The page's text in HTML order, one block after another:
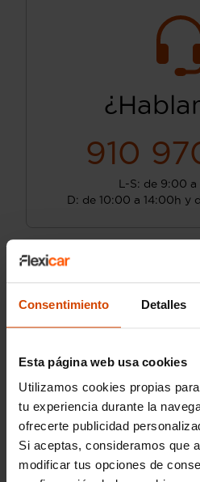
Consentimiento Detalles
Esta página web usa cookies
Utilizamos cookies propias
tu experiencia durante la
ofrecerte publicidad
Si aceptas, consideramos que
modificar tus opciones de
910
L-S: de 9:00
D: de 10:00 a 14:00h y